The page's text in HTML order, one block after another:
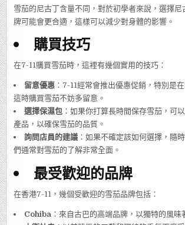
雪茄的尼古丁含量不同，對於初學者來說，選擇尼
牌可能會更合適，這樣可以減少對身體的影響。
購買技巧
在7-11購買雪茄時，這裡有幾個實用的技巧：
留意優惠 ：7-11經常會推出優惠促銷，特別是
這時購買雪茄不妨多留意。
選擇保濕包 ：如果你打算長時間保存雪茄，可
產品，以確保雪茄的品質。
詢問店員的建議 ：如果不確定該如何選擇，隨
們通常對雪茄的了解非常全面。
最受歡迎的品牌
在香港7-11，幾個受歡迎的雪茄品牌包括：
Cohiba ：來自古巴的高端品牌，以獨特的風味